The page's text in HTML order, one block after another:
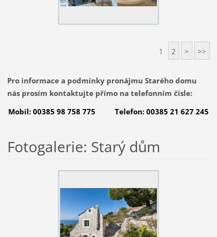
1 2 > >>
Pro informace a podmínky pronájmu Starého domu
nás prosím kontaktujte přímo na telefonním čísle:
Mobil: 00385 98 758 775 Telefon: 00385 21 627 245
Fotogalerie: Starý dům